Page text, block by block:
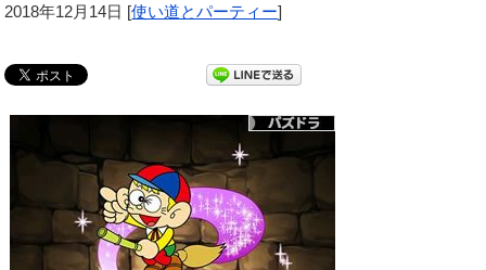
2018年12月14日 [使い道とパーティー]